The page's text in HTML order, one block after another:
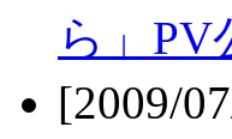
ら」PV
[2009/